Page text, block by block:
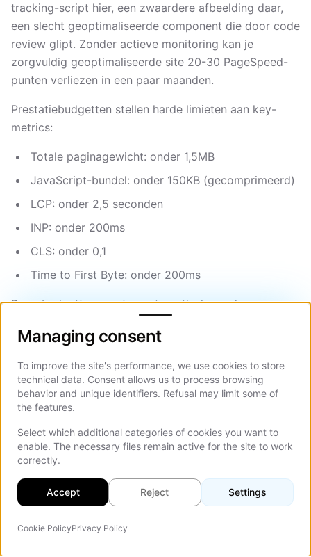
tracking-script hier, een zwaardere afbeelding daar,
een slecht geoptimaliseerde component die door code
review glipt. Zonder actieve monitoring kan je
zorgvuldig geoptimaliseerde site 20-30 PageSpeed-
punten verliezen in een paar maanden.
Prestatiebudgetten stellen harde limieten aan key-
metrics:
Totale paginagewicht: onder 1,5MB
JavaScript-bundel: onder 150KB (gecomprimeerd)
LCP: onder 2,5 seconden
INP: onder 200ms
CLS: onder 0,1
Time to First Byte: onder 200ms
Deze budgetten moeten automatisch worden
deployment-pipeline zodat elke pull request een
prestatiescore krijgt. Als de score onder de drempel
zakt, wordt de deploy geblokkeerd.
Voor real-user monitoring (RUM) tonen tools zoals
Chrome User Experience Report (CrUX) hoe je site
presteert voor echte bezoekers, niet alleen in lab-
omstandigheden. Lab-tests draaien op snelle
hardware met snelle verbindingen. Je gebruikers zitten
toont je de waarheid.
Managing consent
Managing consent
To improve the site's performance, we use cookies to store
technical data. Consent allows us to process browsing
behavior and unique identifiers. Refusal may limit some of
the features.
Select which additional categories of cookies you want to
enable. The necessary files remain active for the site to work
correctly.
Accept Reject Settings
Cookie PolicyPrivacy Policy